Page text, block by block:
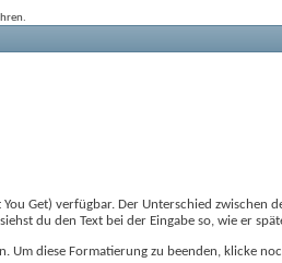
Get) verfügbar. Der Unterschied zwischen
du den Text bei der Eingabe so, wie er
Um diese Formatierung zu beenden, klicke